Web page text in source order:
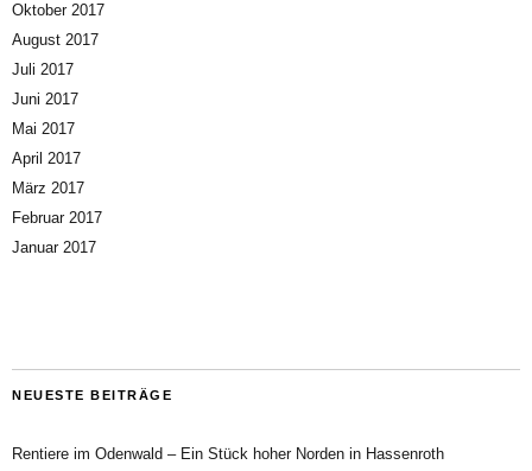
Oktober 2017
August 2017
Juli 2017
Juni 2017
Mai 2017
April 2017
März 2017
Februar 2017
Januar 2017
NEUESTE BEITRÄGE
Rentiere im Odenwald – Ein Stück hoher Norden in Hassenroth